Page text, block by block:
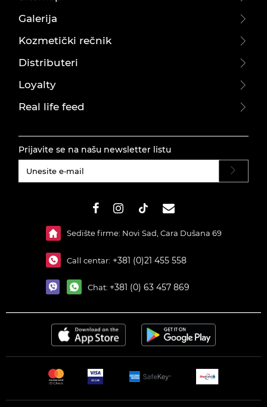
Galerija
Kozmetički rečnik
Distributeri
Loyalty
Real life feed
Prijavite se na našu newsletter listu
Sedište firme: Novi Sad, Cara Dušana 69
Call centar: +381 (0)21 455 558
Chat: +381 (0) 63 457 869